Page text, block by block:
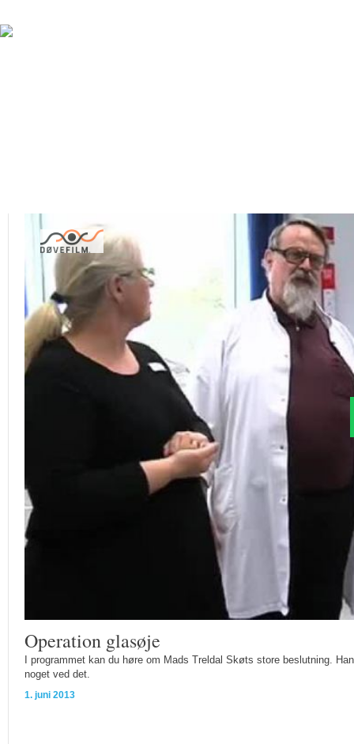
Operation glasøje
I programmet kan du høre om Mads Treldal Skøts store beslutning.
noget ved det.
1. juni 2013